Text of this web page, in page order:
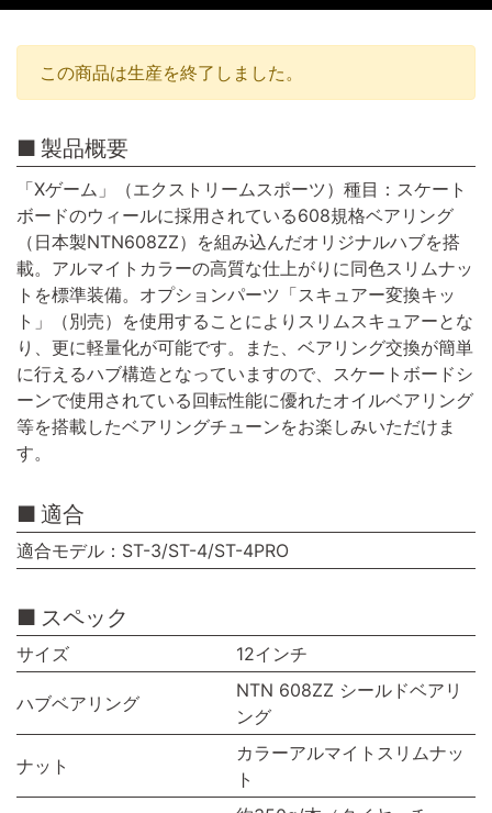
この商品は生産を終了しました。
製品概要
「Xゲーム」（エクストリームスポーツ）種目：スケート
ボードのウィールに採用されている608規格ベアリング
（日本製NTN608ZZ）を組み込んだオリジナルハブを搭
載。アルマイトカラーの高質な仕上がりに同色スリムナッ
トを標準装備。オプションパーツ「スキュアー変換キッ
ト」（別売）を使用することによりスリムスキュアーとな
り、更に軽量化が可能です。また、ベアリング交換が簡単
に行えるハブ構造となっていますので、スケートボードシ
ーンで使用されている回転性能に優れたオイルベアリング
等を搭載したベアリングチューンをお楽しみいただけま
す。
適合
適合モデル：ST-3/ST-4/ST-4PRO
スペック
サイズ 12インチ
ハブベアリング
NTN 608ZZ シールドベアリ
ング
ナット
カラーアルマイトスリムナッ
ト